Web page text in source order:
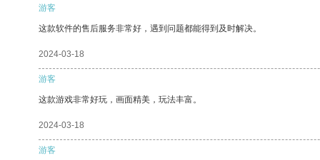
游客
这款软件的售后服务非常好，遇到问题都能得到及时解决。
2024-03-18
游客
这款游戏非常好玩，画面精美，玩法丰富。
2024-03-18
游客